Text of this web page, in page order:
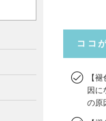
ココ
【
因に
の原